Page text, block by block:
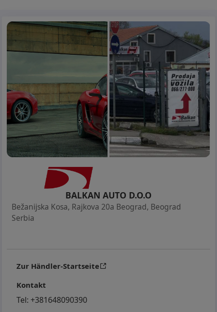
retrovizora. Veliki monitor na centralnoj konzoli. 3D
velika navigacija. Automatska klima u tri zone.
Start/stop sistem. Multifunkcionalni kozni volan.
Adaptivni tempomat + limitator brzine. Auto-hold
(pomoc pri kretanju na uzbrdici). El. rucna kocnica.
Bluetooth konekcija. Usb prikljkucak. Aux prikljucak.
Keyless go kljucevi i startovanje motora. Placeni svi
troskovi do registracije. Za nase klijente vrsimo
kompletnu registraciju automobila, od tehnickog
pregleda do odlaska u MUP. Mogucnost izdavanja
probnih tablica za klijente izvan Beograda. Sve
Vaseg majstora, takodje mozete dovesti i Vaseg
majstora da na licu mesta pregleda vozila.
BALKAN AUTO D.O.O
Bežanijska Kosa, Rajkova 20a Beograd, Beograd
Serbia
Zur Händler-Startseite
Kontakt
Tel: +381648090390